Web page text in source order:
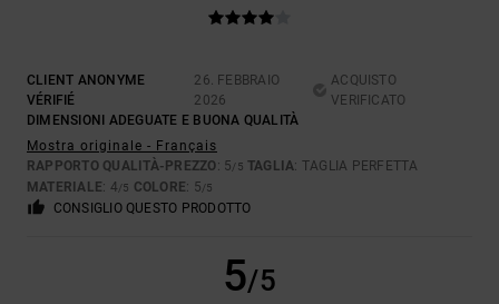
CLIENT ANONYME
VÉRIFIÉ
26. FEBBRAIO
2026
ACQUISTO
VERIFICATO
DIMENSIONI ADEGUATE E BUONA QUALITÀ
Mostra originale - Français
RAPPORTO QUALITÀ-PREZZO: 5/5 TAGLIA: TAGLIA PERFETTA
MATERIALE: 4/5 COLORE: 5/5
CONSIGLIO QUESTO PRODOTTO
5/5